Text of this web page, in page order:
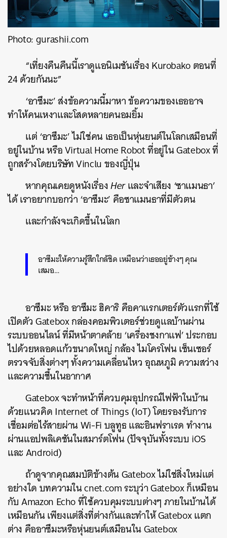
Photo: gurashii.com
“เที่ยงคืนคืนนี้เราดูแอนิเมชันเรื่อง Kurobako ตอนที่
24 ด้วยกันนะ”
‘อาซึมะ’ ส่งข้อความนี้มาหา ข้อความของเธออาจ
ทำให้คนเหงาและโสดหลายคนอมยิ้ม
แต่ ‘อาซึมะ’ ไม่ใช่คน เธอเป็นหุ่นยนต์ในโลกเสมือนที่
อยู่ในบ้าน หรือ Virtual Home Robot ที่อยู่ใน Gatebox ที่
ถูกสร้างโดยบริษัท Vinclu ของญี่ปุ่น
หากคุณเคยดูหนังเรื่องHerและจำเสียง ‘ซาแมนธา’
ได้ เราอยากบอกว่า ‘อาซึมะ’ คือซาแมนธาที่มีตัวตน
และกำลังจะเกิดขึ้นในโลก
อาซึมะให้ความรู้สึกใกล้ชิด เหมือนว่าเธออยู่ข้างๆ คุณ
เสมอ…
อาซึมะ หรือ อาซึมะ ฮิคาริ คือคาแรกเตอร์ตัวแรกที่ใช้
เปิดตัว Gatebox กล่องคอมพิวเตอร์ช่วยดูแลบ้านผ่าน
ระบบออนไลน์ ที่มีหน้าตาคล้าย ‘เครื่องชงกาแฟ’ ประกอบ
ไปด้วยหลอดแก้วขนาดใหญ่ กล้อง ไมโครโฟน เซ็นเซอร์
ตรวจจับสิ่งต่างๆ ทั้งความเคลื่อนไหว อุณหภูมิ ความสว่าง
และความชื้นในอากาศ
Gatebox จะทำหน้าที่ควบคุมอุปกรณ์ไฟฟ้าในบ้าน
ด้วยแนวคิด Internet of Things (IoT) โดยรองรับการ
เชื่อมต่อไร้สายผ่าน Wi-Fi บลูทูธ และอินฟราเรด ทำงาน
ผ่านแอปพลิเคชันในสมาร์ตโฟน (ปัจจุบันทั้งระบบ iOS
และ Android)
ถ้าดูจากคุณสมบัติข้างต้น Gatebox ไม่ใช่สิ่งใหม่แต่
อย่างใด บทความใน cnet.com ระบุว่า Gatebox ก็เหมือน
กับ Amazon Echo ที่ใช้ควบคุมระบบต่างๆ ภายในบ้านได้
เหมือนกัน เพียงแต่สิ่งที่ต่างกันและทำให้ Gatebox แตก
ต่าง คืออาซึมะหรือหุ่นยนต์เสมือนใน Gatebox